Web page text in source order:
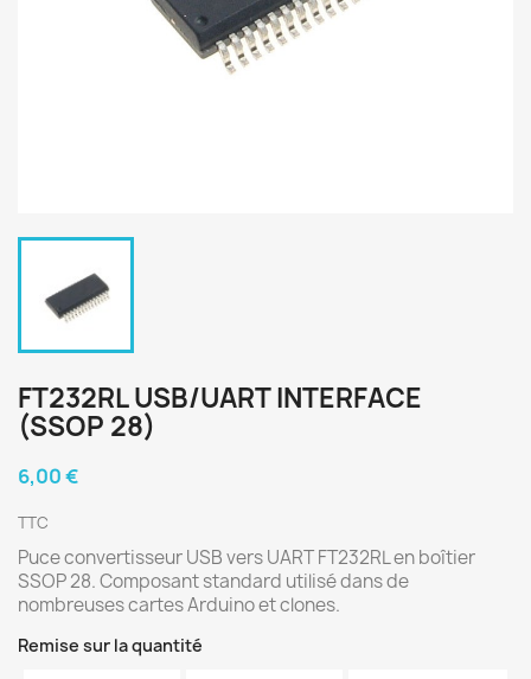
FT232RL USB/UART INTERFACE
(SSOP 28)
6,00 €
TTC
Puce convertisseur USB vers UART FT232RL en boîtier
SSOP 28. Composant standard utilisé dans de
nombreuses cartes Arduino et clones.
Remise sur la quantité